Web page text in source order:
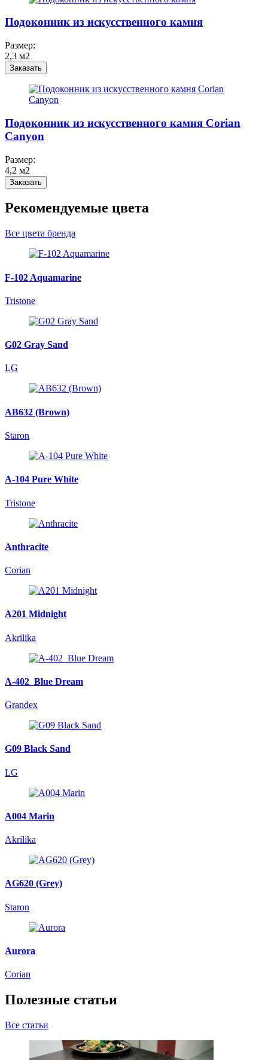
Подоконник из искусственного камня
Размер:
2,3 м2
Заказать
Подоконник из искусственного камня Corian
Canyon
Размер:
4,2 м2
Заказать
Рекомендуемые цвета
Все цвета бренда
F-102 Aquamarine
Tristone
G02 Gray Sand
LG
AB632 (Brown)
Staron
A-104 Pure White
Tristone
Anthracite
Corian
A201 Midnight
Akrilika
A-402_Blue Dream
Grandex
G09 Black Sand
LG
A004 Marin
Akrilika
AG620 (Grey)
Staron
Aurora
Corian
Полезные статьи
Все статьи